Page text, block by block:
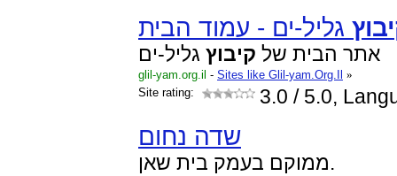
גליל-ים - עמוד הבית
אתר הבית של קיבוץ גליל-ים
glil-yam.org.il - Sites like Glil-yam.Org.Il
»
Site rating:
3.0 / 5.0,
שדה נחום
ממוקם בעמק בית שאן.